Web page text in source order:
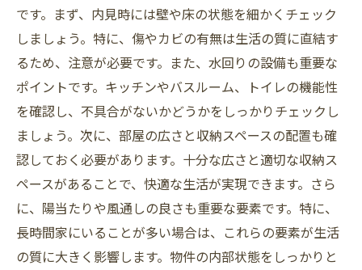
です。まず、内見時には壁や床の状態を細かくチェック
しましょう。特に、傷やカビの有無は生活の質に直結す
るため、注意が必要です。また、水回りの設備も重要な
ポイントです。キッチンやバスルーム、トイレの機能性
を確認し、不具合がないかどうかをしっかりチェックし
ましょう。次に、部屋の広さと収納スペースの配置も確
認しておく必要があります。十分な広さと適切な収納ス
ペースがあることで、快適な生活が実現できます。さら
に、陽当たりや風通しの良さも重要な要素です。特に、
長時間家にいることが多い場合は、これらの要素が生活
の質に大きく影響します。物件の内部状態をしっかりと